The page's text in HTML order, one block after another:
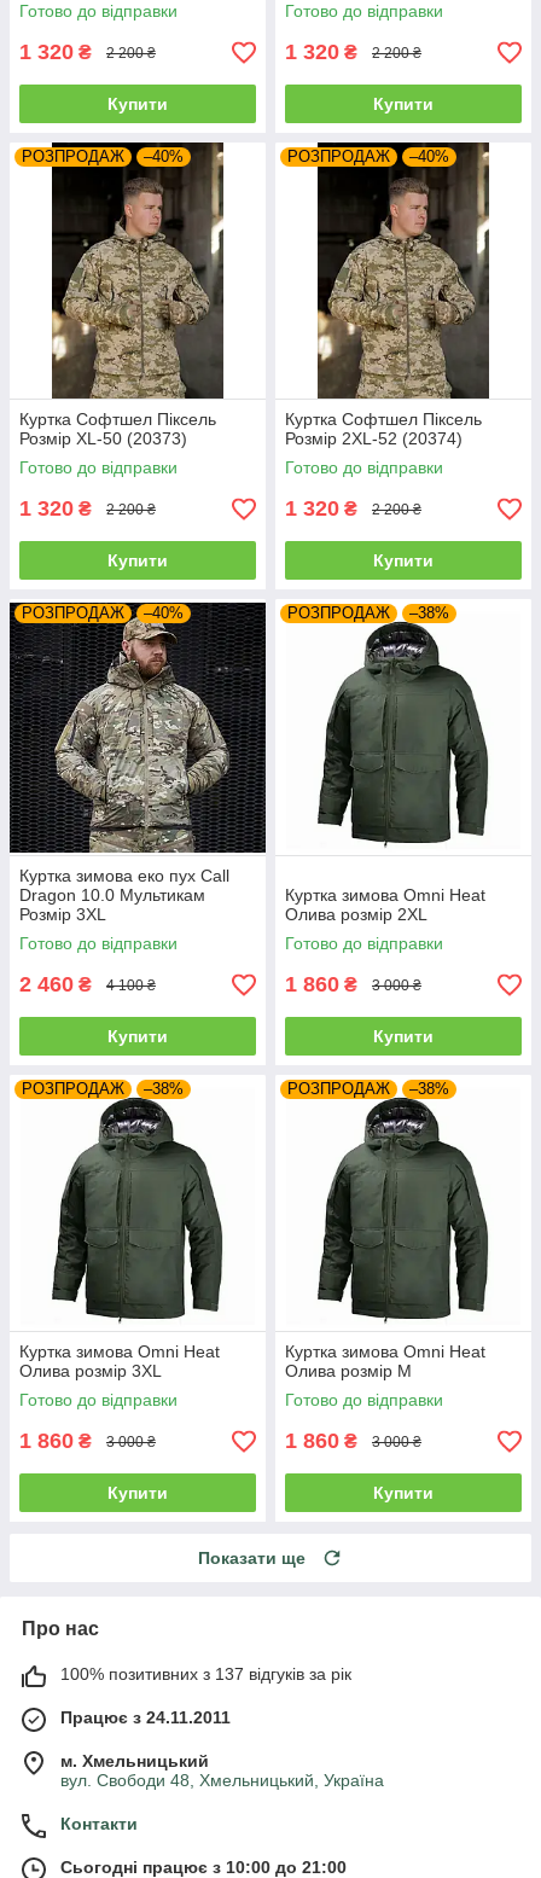
Готово до відправки
1 320 ₴ 2 200 ₴
Купити
Готово до відправки
1 320 ₴ 2 200 ₴
Купити
РОЗПРОДАЖ –40%
Куртка Софтшел Піксель
Розмір XL-50 (20373)
Готово до відправки
1 320 ₴ 2 200 ₴
Купити
РОЗПРОДАЖ –40%
Куртка Софтшел Піксель
Розмір 2XL-52 (20374)
Готово до відправки
1 320 ₴ 2 200 ₴
Купити
РОЗПРОДАЖ –40%
Куртка зимова еко пух Call
Dragon 10.0 Мультикам
Розмір 3XL
Готово до відправки
2 460 ₴ 4 100 ₴
Купити
РОЗПРОДАЖ –38%
Куртка зимова Omni Heat
Олива розмір 2XL
Готово до відправки
1 860 ₴ 3 000 ₴
Купити
РОЗПРОДАЖ –38%
Куртка зимова Omni Heat
Олива розмір 3XL
Готово до відправки
1 860 ₴ 3 000 ₴
Купити
РОЗПРОДАЖ –38%
Куртка зимова Omni Heat
Олива розмір M
Готово до відправки
1 860 ₴ 3 000 ₴
Купити
Показати ще
Про нас
100% позитивних з 137 відгуків за рік
Працює з 24.11.2011
м. Хмельницький
вул. Свободи 48, Хмельницький, Україна
Контакти
Сьогодні працює з 10:00 до 21:00